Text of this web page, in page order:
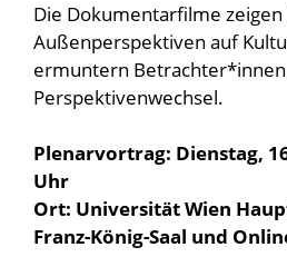
Die Dokumentarfilme zeigen
Außenperspektiven auf
ermuntern
Perspektivenwechsel.
Plenarvortrag: Dienstag,
Uhr
Ort: Universität Wien
Franz-König-Saal und